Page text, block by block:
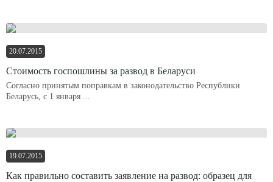
20.07.2015
Стоимость госпошлины за развод в Беларуси
Согласно принятым поправкам в законодательство Республики
Беларусь, с 1 января ...
19.07.2015
Как правильно составить заявление на развод: образец для